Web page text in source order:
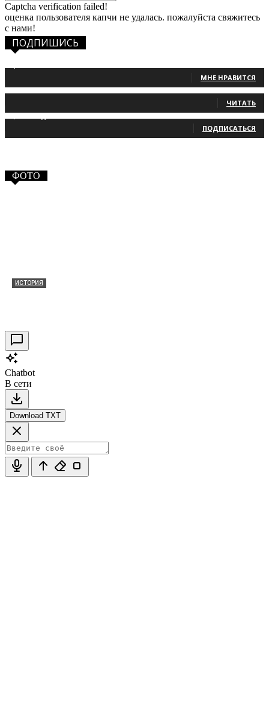
Captcha verification failed!
оценка пользователя капчи не удалась. пожалуйста свяжитесь
с нами!
ПОДПИШИСЬ
МНЕ НРАВИТСЯ
ЧИТАТЬ
ПОДПИСАТЬСЯ
ФОТО
ИСТОРИЯ
Chatbot
В сети
Download TXT